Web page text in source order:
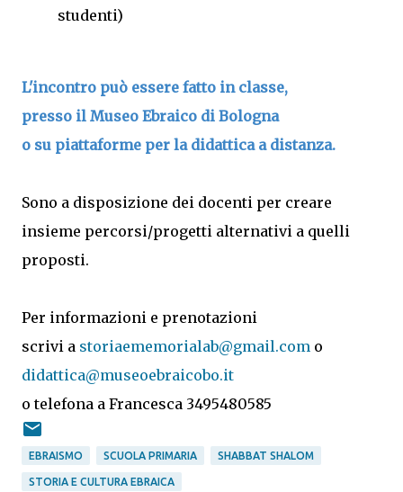
studenti)
L'incontro può essere fatto in classe,
presso il Museo Ebraico di Bologna
o su piattaforme per la didattica a distanza.
Sono a disposizione dei docenti per creare
insieme percorsi/progetti alternativi a quelli
proposti.
Per informazioni e prenotazioni
scrivi a storiaememorialab@gmail.com o
didattica@museoebraicobo.it
o telefona a Francesca 3495480585
EBRAISMO SCUOLA PRIMARIA SHABBAT SHALOM
STORIA E CULTURA EBRAICA